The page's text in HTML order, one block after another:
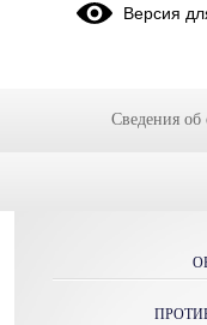
Версия
Сведения об